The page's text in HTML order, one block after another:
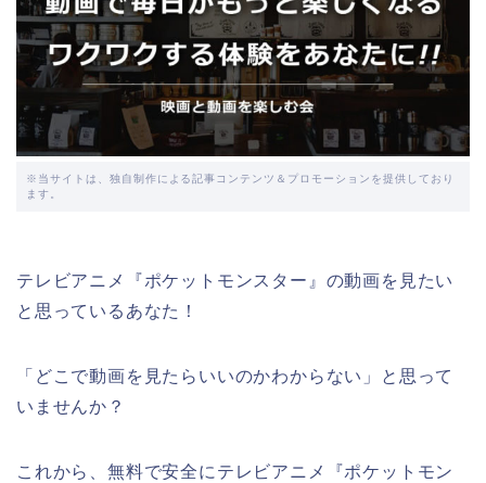
※当サイトは、独自制作による記事コンテンツ＆プロモーションを提供しており
ます。
テレビアニメ『ポケットモンスター』の動画を見たい
と思っているあなた！
「どこで動画を見たらいいのかわからない」と思って
いませんか？
これから、無料で安全にテレビアニメ『ポケットモン